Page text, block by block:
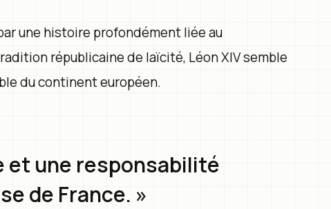
une histoire profondément liée au
républicaine de laïcité, Léon XIV semble
du continent européen.
et une responsabilité
de France. »